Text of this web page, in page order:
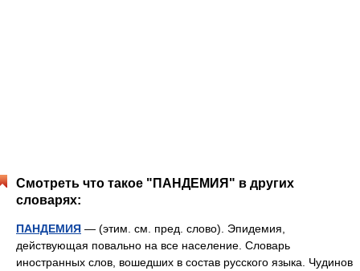
Смотреть что такое "ПАНДЕМИЯ" в других
словарях:
ПАНДЕМИЯ — (этим. см. пред. слово). Эпидемия,
действующая повально на все население. Словарь
иностранных слов, вошедших в состав русского языка. Чудинов